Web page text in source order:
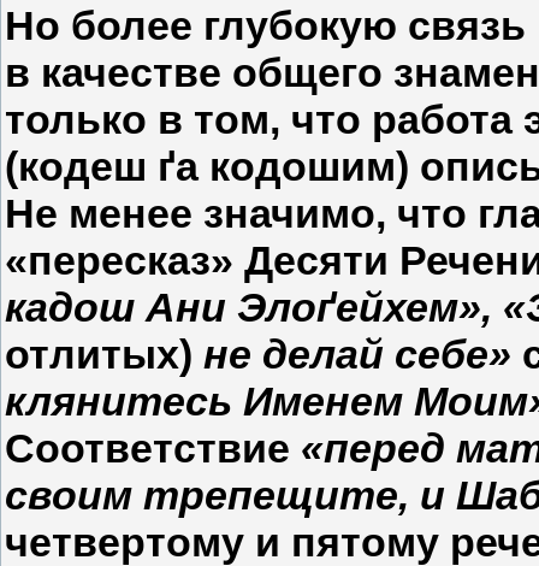
Но более глубокую
в качестве общего
только в том, что
(кодеш ґа кодошим)
Не менее значимо, что
«пересказ» Десяти
кадош Ани Элоґейхем»,
отлитых) не делай себе»
клянитесь Именем
Соответствие «перед
своим трепещите, и
четвертому и пятому